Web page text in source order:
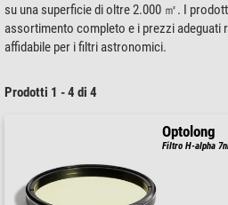
su una superficie di oltre 2.000 ㎡. I
assortimento completo e i prezzi adeguati
affidabile per i filtri astronomici.
Prodotti 1 - 4 di 4
Optolong
Filtro H-alpha